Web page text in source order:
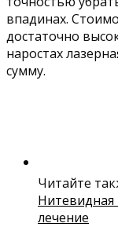
впадинах.
достаточно
наростах
сумму.
Читайте
лечение